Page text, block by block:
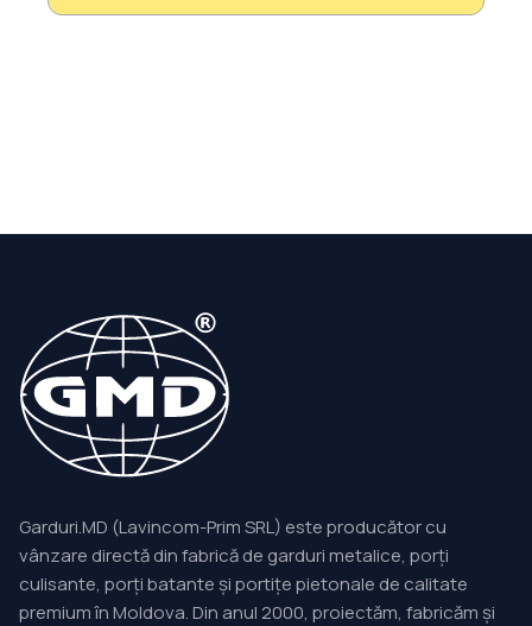
Garduri.MD (Lavincom-Prim SRL) este producător cu
vânzare directă din fabrică de garduri metalice, porți
culisante, porți batante și portițe pietonale de calitate
premium în Moldova. Din anul 2000, proiectăm, fabricăm și